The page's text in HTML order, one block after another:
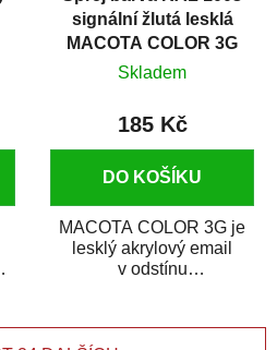
signální žlutá lesklá
MACOTA COLOR 3G
400 ml
Skladem
185 Kč
DO KOŠÍKU
MACOTA COLOR 3G je
lesklý akrylový email
v odstínu